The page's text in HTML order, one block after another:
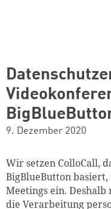
9. Dezember 2020
Wir setzen ColloCall,
BigBlueButton
Meetings ein.
die Verarbeitung